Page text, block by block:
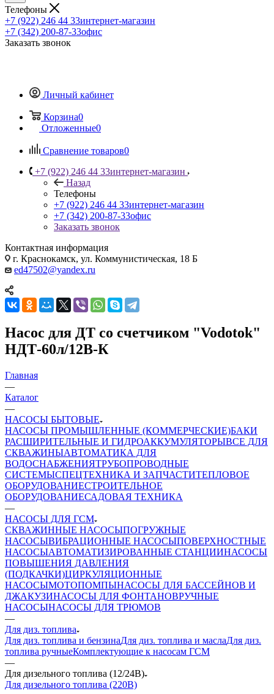
Телефоны
+7 (922) 246 44 33интернет-магазин
+7 (342) 200-87-33офис
Заказать звонок
Личный кабинет
Корзина0
Отложенные0
Сравнение товаров0
+7 (922) 246 44 33интернет-магазин
Назад
Телефоны
+7 (922) 246 44 33интернет-магазин
+7 (342) 200-87-33офис
Заказать звонок
Контактная информация
г. Краснокамск, ул. Коммунистическая, 18 Б
ed47502@yandex.ru
Насос для ДТ со счетчиком "Vodotok"
НДТ-60л/12В-К
Главная
—
Каталог
—
НАСОСЫ БЫТОВЫЕ
НАСОСЫ ПРОМЫШЛЕННЫЕ (КОММЕРЧЕСКИЕ)БАКИ
РАСШИРИТЕЛЬНЫЕ И ГИДРОАККУМУЛЯТОРЫВСЕ ДЛЯ
СКВАЖИНЫАВТОМАТИКА ДЛЯ
ВОДОСНАБЖЕНИЯТРУБОПРОВОДНЫЕ
СИСТЕМЫСПЕЦТЕХНИКА И ЗАПЧАСТИТЕПЛОВОЕ
ОБОРУДОВАНИЕСТРОИТЕЛЬНОЕ
ОБОРУДОВАНИЕСАДОВАЯ ТЕХНИКА
—
НАСОСЫ ДЛЯ ГСМ
СКВАЖИННЫЕ НАСОСЫПОГРУЖНЫЕ
НАСОСЫВИБРАЦИОННЫЕ НАСОСЫПОВЕРХНОСТНЫЕ
НАСОСЫАВТОМАТИЗИРОВАННЫЕ СТАНЦИИНАСОСЫ
ПОВЫШЕНИЯ ДАВЛЕНИЯ
(ПОДКАЧКИ)ЦИРКУЛЯЦИОННЫЕ
НАСОСЫМОТОПОМПЫНАСОСЫ ДЛЯ БАССЕЙНОВ И
ДЖАКУЗИНАСОСЫ ДЛЯ ФОНТАНОВРУЧНЫЕ
НАСОСЫНАСОСЫ ДЛЯ ТРЮМОВ
—
Для диз. топлива
Для диз. топлива и бензинаДля диз. топлива и маслаДля диз.
топлива ручныеКомплектующие к насосам ГСМ
—
Для дизельного топлива (12/24В)
Для дизельного топлива (220В)